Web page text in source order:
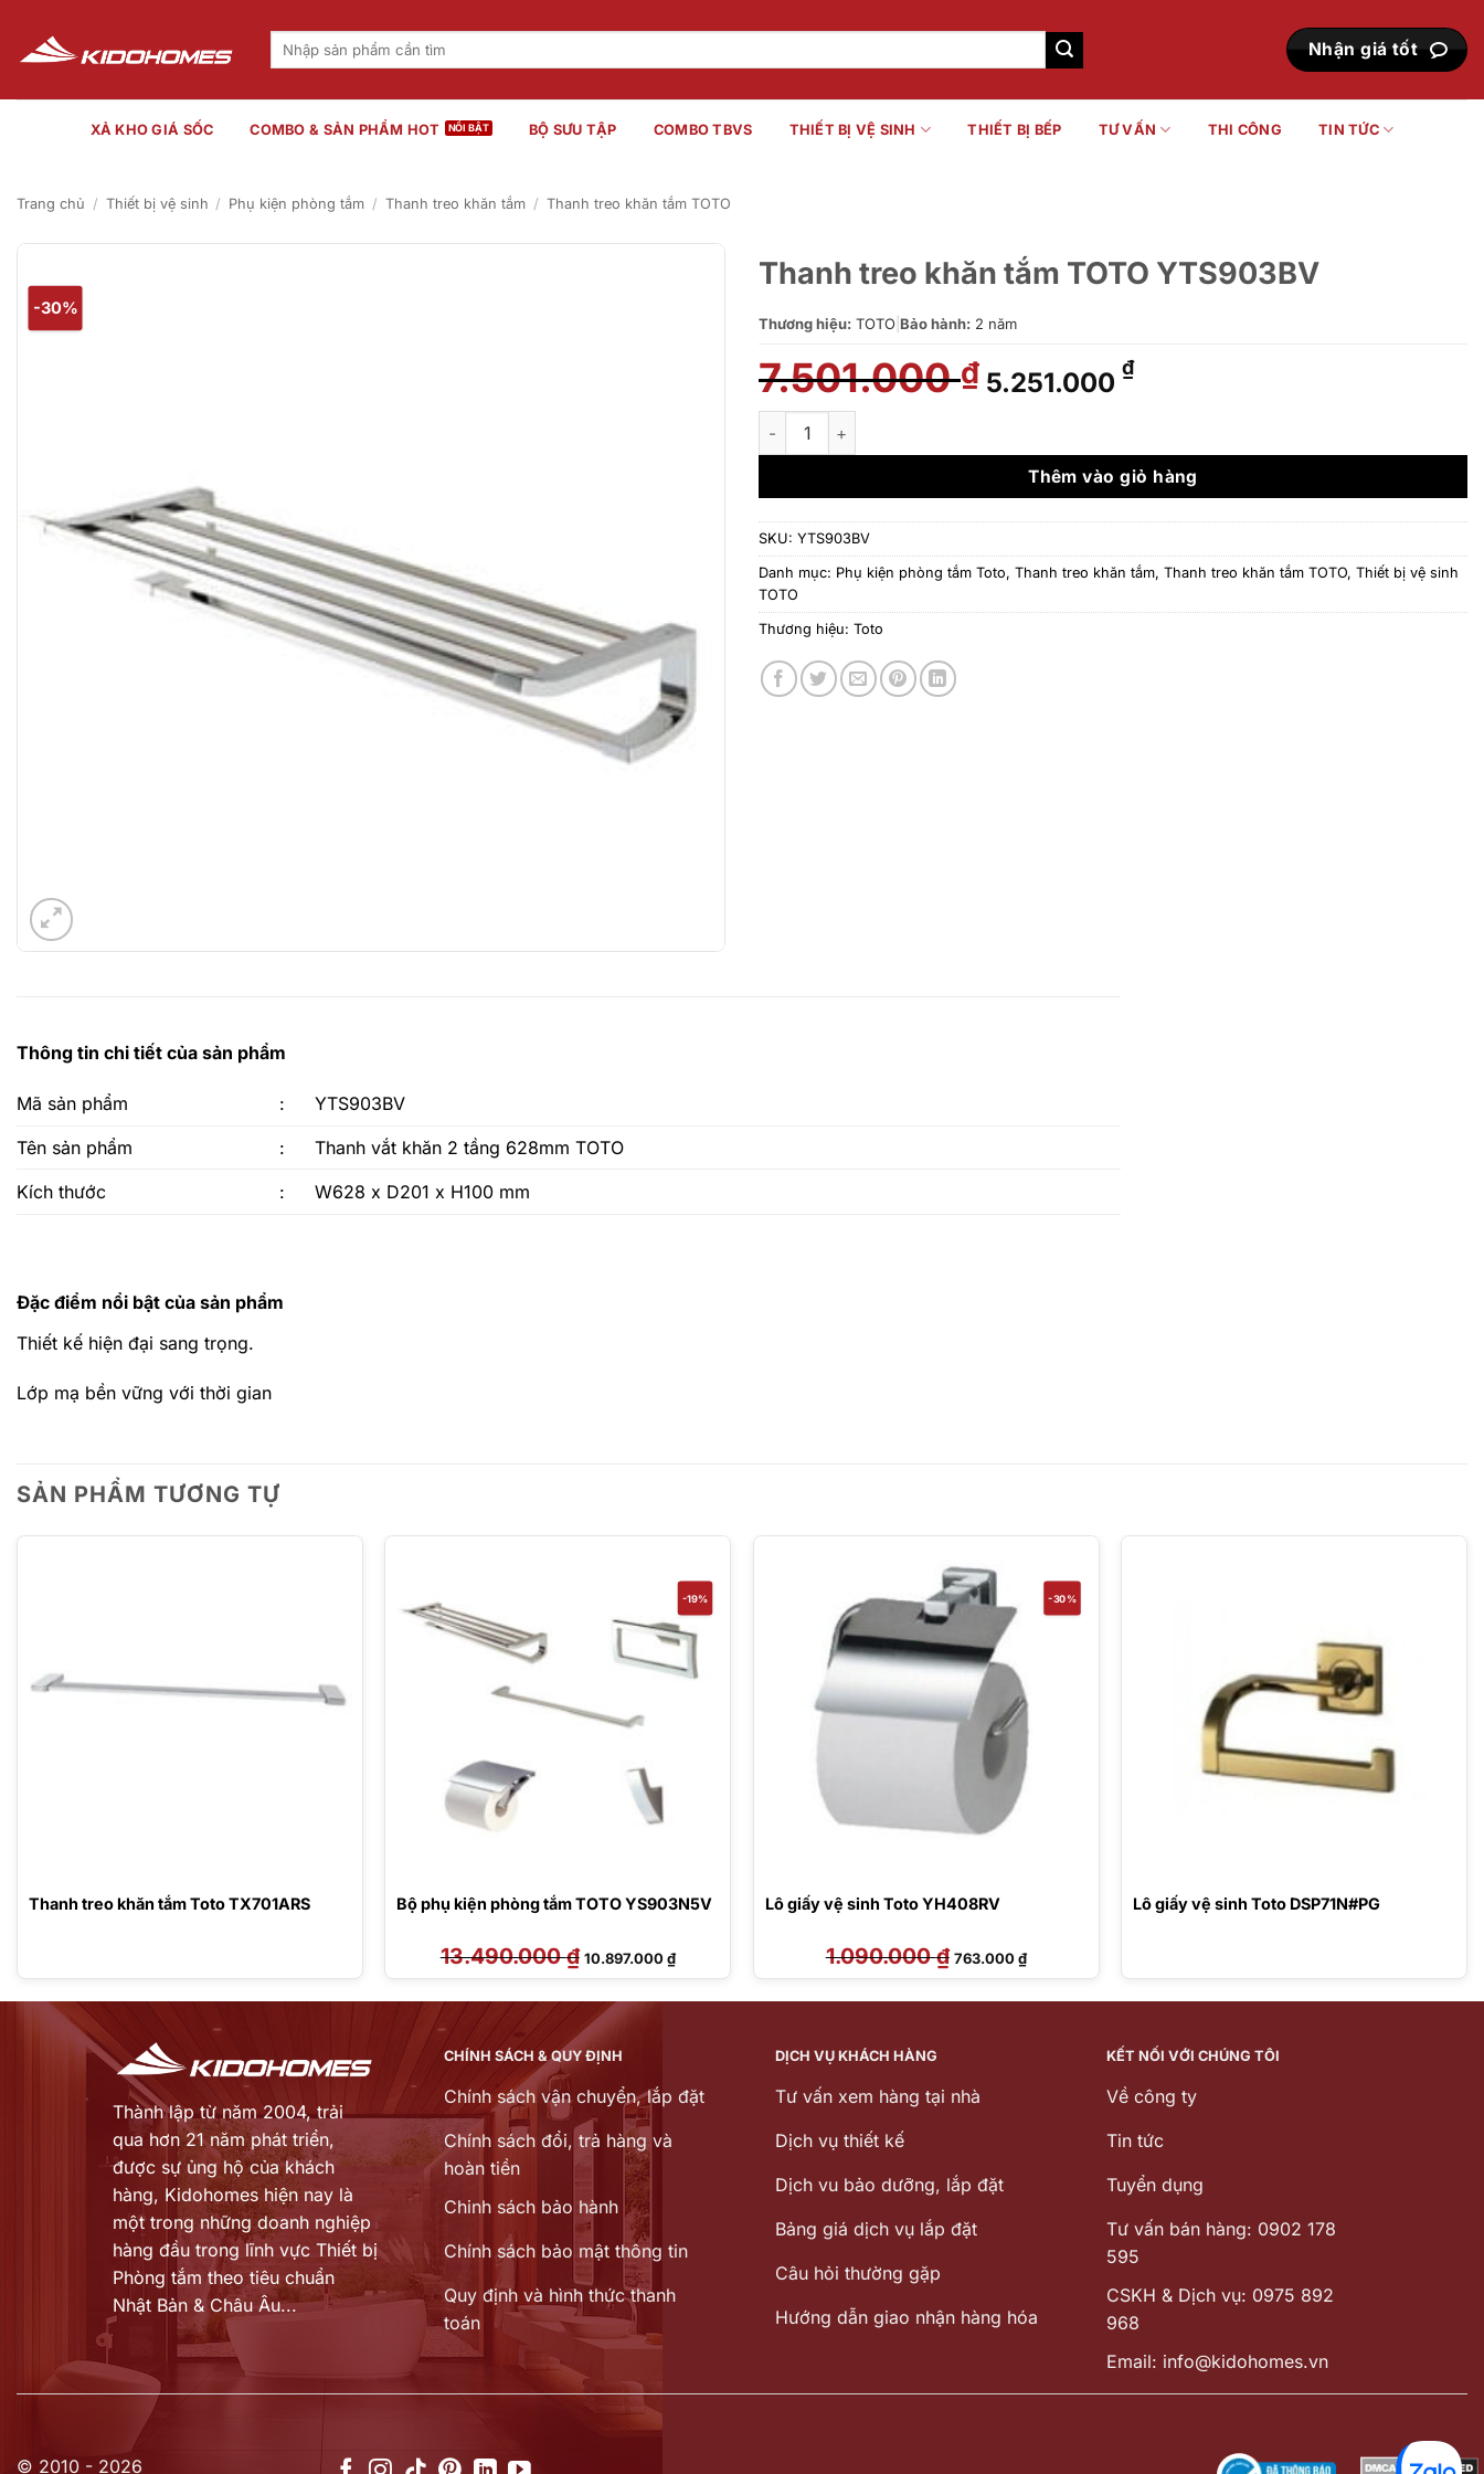
nội
dung
Tìm
Nhận giá tốt
XẢ KHO GIÁ SỐC COMBO & SẢN PHẨM HOT BỘ SƯU TẬP COMBO TBVS THIẾT BỊ VỆ SINH THIẾT BỊ BẾP TƯ VẤN THI CÔNG TIN TỨC
Trang chủ / Thiết bị vệ sinh / Phụ kiện phòng tắm / Thanh treo khăn tắm / Thanh treo khăn tắm TOTO
-30%
Thanh treo khăn tắm TOTO YTS903BV
Thương hiệu: TOTO Bảo hành: 2 năm
7.501.000₫ Giá
gốc
7.501.000 ₫.
5.251.000 ₫Giá
là:
5.251.000 ₫.
Thanh treo khăn tắm TOTO YTS903BV số lượng
Thêm vào giỏ hàng
SKU: YTS903BV
Danh mục: Phụ kiện phòng tắm Toto, Thanh treo khăn tắm, Thanh treo khăn tắm TOTO, Thiết bị vệ sinh
TOTO
Thương hiệu: Toto
Thông tin chi tiết của sản phẩm
Mã sản phẩm :
YTS903BV
Tên sản phẩm
:
Thanh vắt khăn 2 tầng 628mm TOTO
Kích thước
: W628 x D201 x H100 mm
Đặc điểm nổi bật của sản phẩm
Thiết kế hiện đại sang trọng.
Lớp mạ bền vững với thời gian
SẢN PHẨM TƯƠNG TỰ
Thanh treo khăn tắm Toto TX701ARS
-19%
Bộ phụ kiện phòng tắm TOTO YS903N5V
13.490.000₫ Giá
gốc
là:
10.897.000₫Giá
hiện
tại
10.897.000 ₫.
-30%
Lô giấy vệ sinh Toto YH408RV
1.090.000₫ Giá
gốc
là:
763.000₫Giá
hiện
tại
763.000 ₫.
Lô giấy vệ sinh Toto DSP71N#PG
₫.
Thành lập từ năm 2004, trải
qua hơn 21 năm phát triển,
được sự ủng hộ của khách
hàng, Kidohomes hiện nay là
một trong những doanh nghiệp
hàng đầu trong lĩnh vực Thiết bị
Phòng tắm theo tiêu chuẩn
Nhật Bản & Châu Âu...
CHÍNH SÁCH & QUY ĐỊNH
Chính sách vận chuyển, lắp đặt
Chính sách đổi, trả hàng và
hoàn tiền
Chinh sách bảo hành
Chính sách bảo mật thông tin
Quy định và hình thức thanh
toán
DỊCH VỤ KHÁCH HÀNG
Tư vấn xem hàng tại nhà
Dịch vụ thiết kế
Dịch vu bảo dưỡng, lắp đặt
Bảng giá dịch vụ lắp đặt
Câu hỏi thường gặp
Hướng dẫn giao nhận hàng hóa
KẾT NỐI VỚI CHÚNG TÔI
Về công ty
Tin tức
Tuyển dụng
Tư vấn bán hàng: 0902 178
595
CSKH & Dịch vụ: 0975 892
968
Email: info@kidohomes.vn
© 2010 - 2026